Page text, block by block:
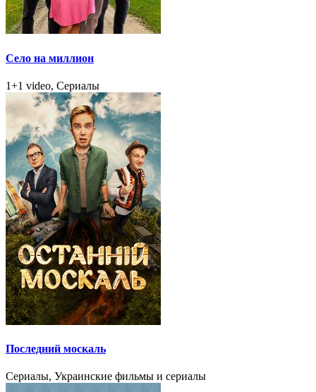
Село на миллион
1+1 video, Сериалы
Последний москаль
Сериалы, Украинские фильмы и сериалы